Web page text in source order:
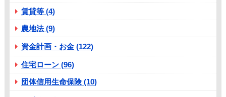
賃貸等 (4)
農地法 (9)
資金計画・お金 (122)
住宅ローン (96)
団体信用生命保険 (10)